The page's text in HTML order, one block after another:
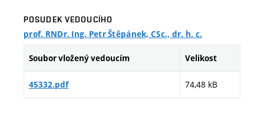
POSUDEK VEDOUCÍHO
prof. RNDr. Ing. Petr Štěpánek, CSc., dr. h. c.
Soubor vložený vedoucím Velikost
45332.pdf 74,48 kB